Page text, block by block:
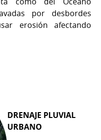
por desbordes
erosión afectando
DRENAJE PLUVIAL
URBANO